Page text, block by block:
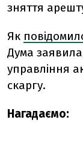
зняття
Як
Дума
управління
скаргу.
Нагадаємо: